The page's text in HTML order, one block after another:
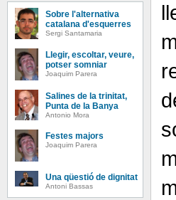
Sobre l'alternativa
catalana d'esquerres
Sergi Santamaria
Llegir, escoltar, veure,
potser somniar
Joaquim Parera
Salines de la trinitat,
Punta de la Banya
Antonio Mora
Festes majors
Joaquim Parera
Una qüestió de dignitat
Antoni Bassas